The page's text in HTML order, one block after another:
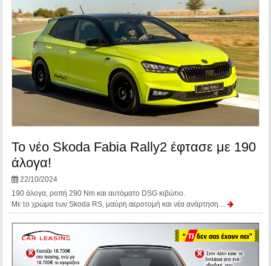
Το νέο Skoda Fabia Rally2 έφτασε με 190
άλογα!
22/10/2024
190 άλογα, ροπή 290 Nm και αυτόματο DSG κιβώτιο.
Mε το χρώμα των Skoda RS, μαύρη αεροτομή και νέα ανάρτηση....